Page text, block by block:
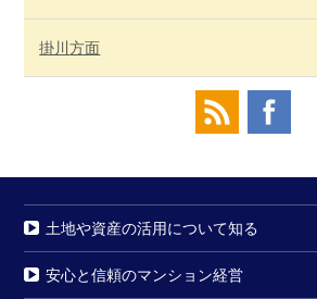
掛川方面
土地や資産の活用について知る
安心と信頼のマンション経営